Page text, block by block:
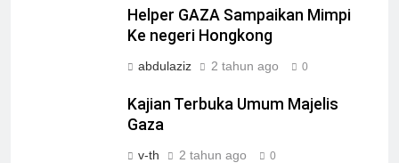
Helper GAZA Sampaikan Mimpi
Ke negeri Hongkong
abdulaziz 2 tahun ago 0
Kajian Terbuka Umum Majelis
Gaza
v-th 2 tahun ago 0